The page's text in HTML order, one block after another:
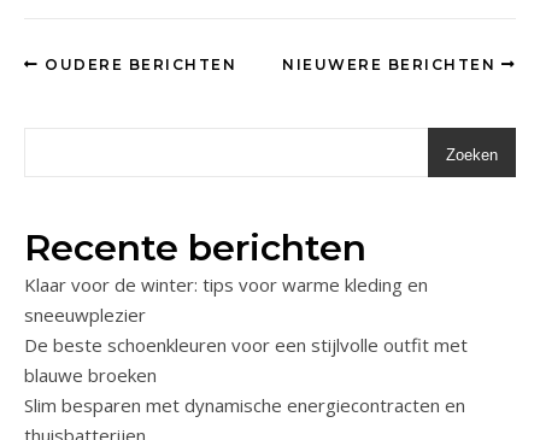
OUDERE BERICHTEN NIEUWERE BERICHTEN
Zoeken
Recente berichten
Klaar voor de winter: tips voor warme kleding en
sneeuwplezier
De beste schoenkleuren voor een stijlvolle outfit met
blauwe broeken
Slim besparen met dynamische energiecontracten en
thuisbatterijen